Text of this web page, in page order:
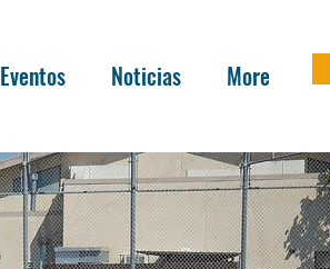
Eventos Noticias More